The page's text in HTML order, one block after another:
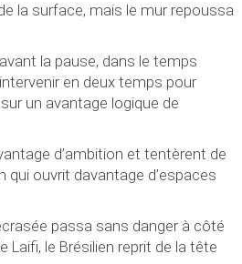
la surface, mais le mur repoussa
la pause, dans le temps
en deux temps pour
un avantage logique de
d’ambition et tentèrent de
ouvrit davantage d’espaces
passa sans danger à côté
Laifi, le Brésilien reprit de la tête